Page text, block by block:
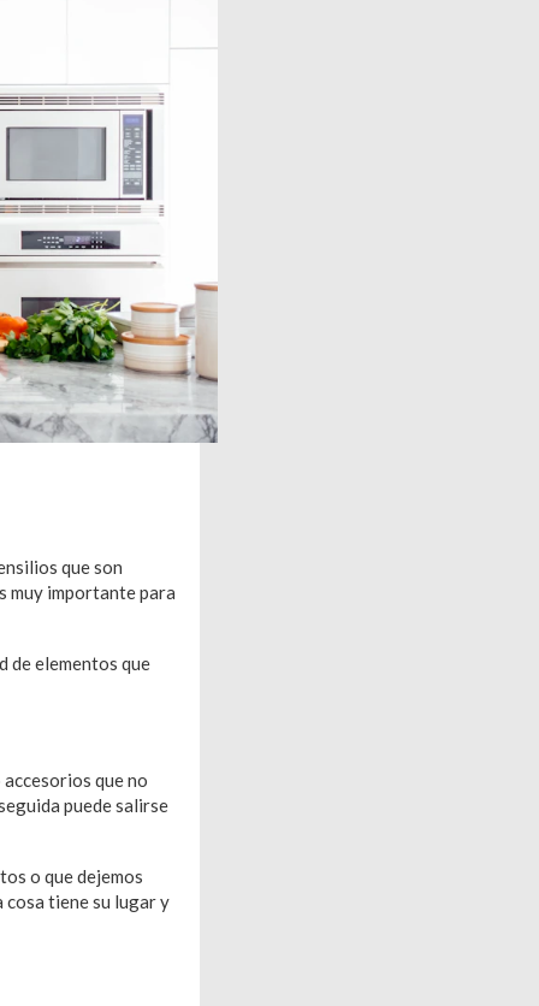
que son
muy importante para
de elementos que
accesorios que no
puede salirse
o que dejemos
cosa tiene su lugar y